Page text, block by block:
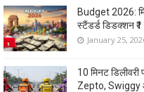
Budget 2026:
स्टैंडर्ड डिडक्शन
January 25,
10 मिनट
Zepto, Swiggy